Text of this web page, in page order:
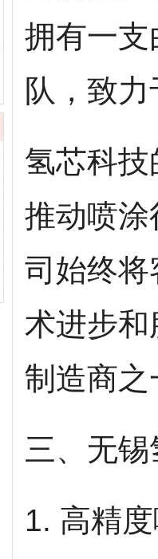
拥有一
队，致
氢芯科
推动喷
司始终
术进步
制造商之
三、无
1. 高精